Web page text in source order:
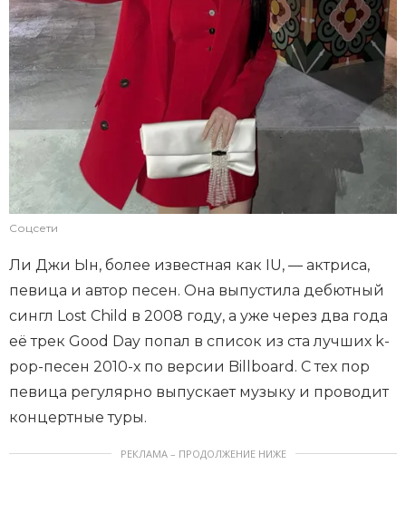
Соцсети
Ли Джи Ын, более известная как IU, — актриса,
певица и автор песен. Она выпустила дебютный
сингл Lost Child в 2008 году, а уже через два года
её трек Good Day попал в список из ста лучших k-
pop-песен 2010-х по версии Billboard. С тех пор
певица регулярно выпускает музыку и проводит
концертные туры.
РЕКЛАМА – ПРОДОЛЖЕНИЕ НИЖЕ